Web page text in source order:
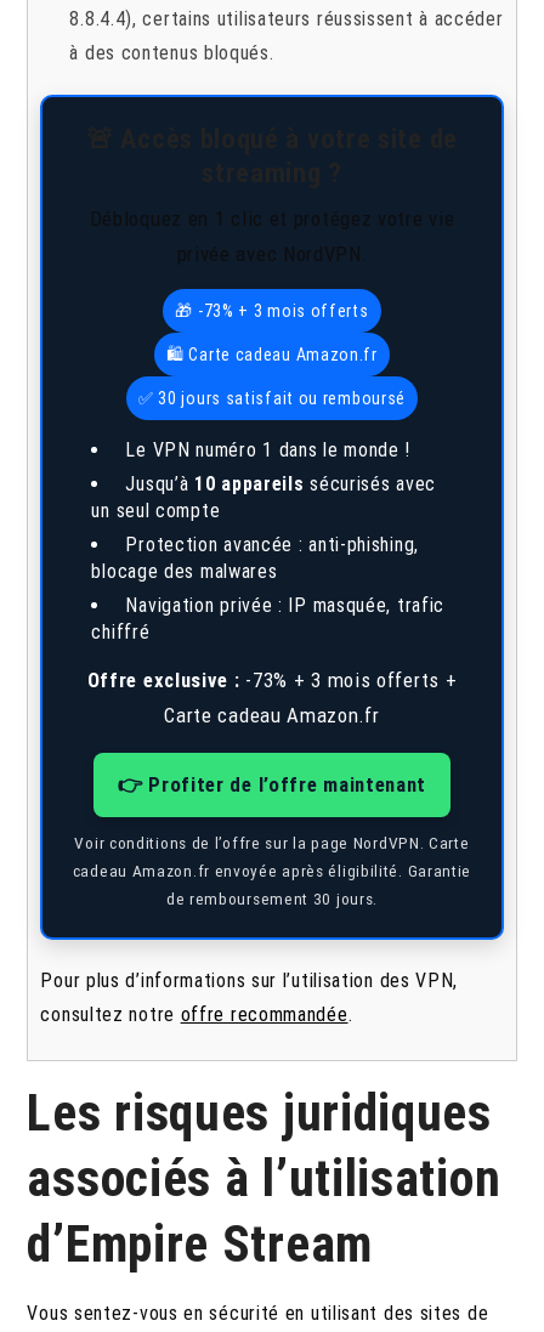
8.8.4.4), certains utilisateurs réussissent à accéder
à des contenus bloqués.
Débloquez en 1 clic et protégez votre vie
privée avec NordVPN.
🎁 -73% + 3 mois offerts
🛍️ Carte cadeau Amazon.fr
✅ 30 jours satisfait ou remboursé
Le VPN numéro 1 dans le monde !
Jusqu’à 10 appareils sécurisés avec
un seul compte
Protection avancée : anti-phishing,
blocage des malwares
Navigation privée : IP masquée, trafic
chiffré
Offre exclusive : -73% + 3 mois offerts +
Carte cadeau Amazon.fr
👉 Profiter de l’offre maintenant
Voir conditions de l’offre sur la page NordVPN. Carte
cadeau Amazon.fr envoyée après éligibilité. Garantie
de remboursement 30 jours.
Pour plus d’informations sur l’utilisation des VPN,
consultez notre offre recommandée.
Les risques juridiques
associés à l’utilisation
d’Empire Stream
Vous sentez-vous en sécurité en utilisant des sites de